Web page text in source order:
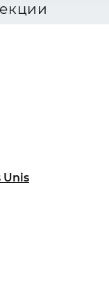
Unis